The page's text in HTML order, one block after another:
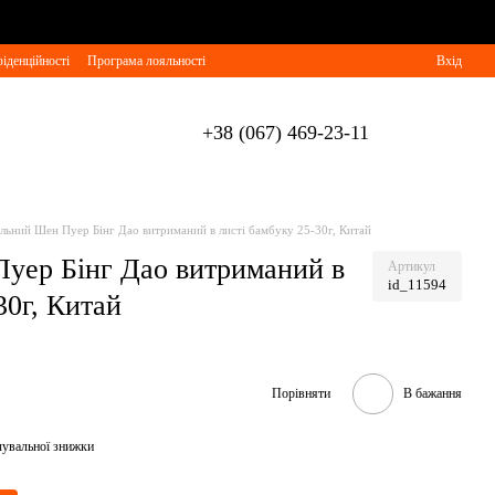
Програма лояльності Вхід
+38 (067) 469-23-11
Шен Пуер Бінг Дао витриманий в листі бамбуку 25-30г, Китай
Бінг Дао витриманий в
Китай
Артикул
id_11594
Порівняти В бажання
знижки